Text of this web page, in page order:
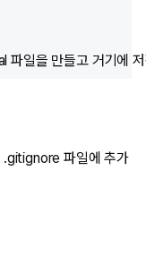
.gitignore 파일에 추가